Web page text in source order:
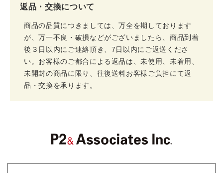
返品・交換について
商品の品質につきましては、万全を期しております
が、万一不良・破損などがございましたら、商品到着
後３日以内にご連絡頂き、7日以内にご返送くださ
い。お客様のご都合による返品は、未使用、未着用、
未開封の商品に限り、往復送料お客様ご負担にて返
品・交換を承ります。